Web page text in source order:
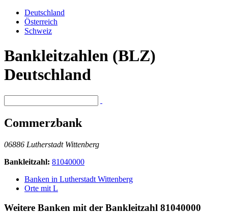
Deutschland
Österreich
Schweiz
Bankleitzahlen (BLZ)
Deutschland
Commerzbank
06886 Lutherstadt Wittenberg
Bankleitzahl: 81040000
Banken in Lutherstadt Wittenberg
Orte mit L
Weitere Banken mit der Bankleitzahl 81040000